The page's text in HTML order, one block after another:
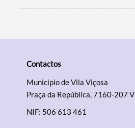
Contactos
Município de Vila Viçosa
Praça da República, 7160-207
NIF: 506 613 461